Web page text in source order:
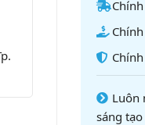
Chính
Chính
Luôn
sáng